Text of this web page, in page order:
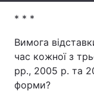
Послуги
* * *
Вимога
час кожної з
рр., 2005 р. та
форми?